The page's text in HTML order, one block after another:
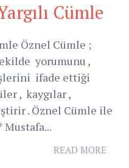
Cümle
Öznel Cümle ;
yorumunu ,
ifade ettiği
, kaygılar ,
. Öznel Cümle ile
READ MORE